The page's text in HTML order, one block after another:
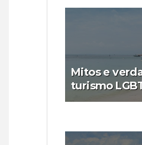
Mitos e
turismo